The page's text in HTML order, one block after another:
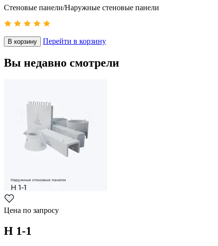
Стеновые панели/Наружные стеновые панели
В корзину Перейти в корзину
Вы недавно смотрели
Цена по запросу
Н 1-1